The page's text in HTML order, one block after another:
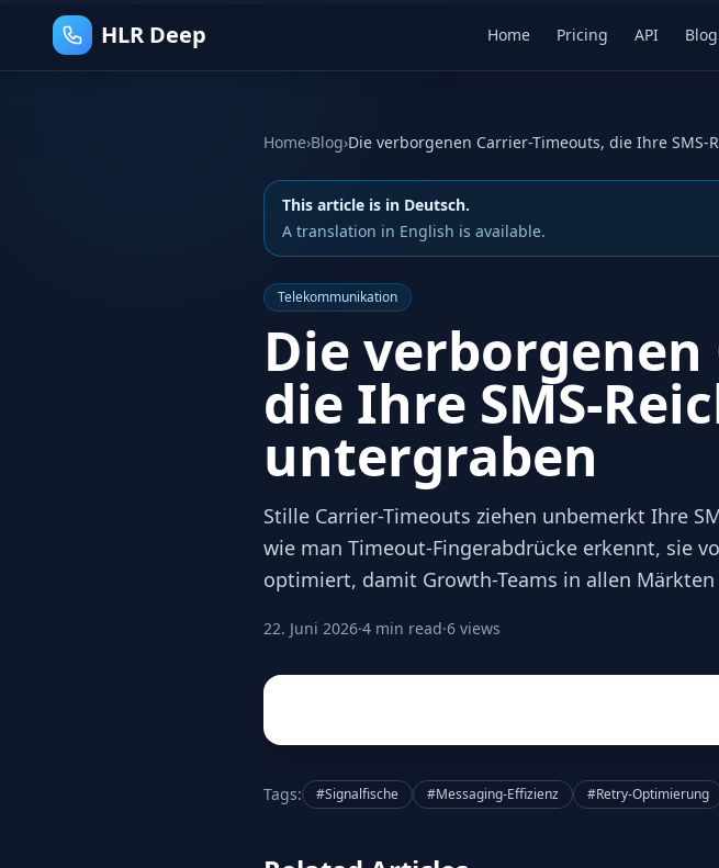
HLR Deep Home Pricing API Blog
Home›Blog›Die verborgenen Carrier-Timeouts, die Ihre
This article is in Deutsch.
A translation in English is available.
Telekommunikation
Die
die Ihre SMS-
untergraben
Stille Carrier-Timeouts ziehen unbemerkt Ihre
wie man Timeout-Fingerabdrücke erkennt, sie
optimiert, damit Growth-Teams in allen
22. Juni 2026·4 min read·6 views
Tags: #Signalfische #Messaging-Effizienz #Retry-Optimierung